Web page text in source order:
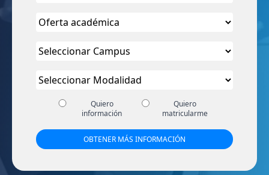
Quiero
información
Quiero
matricularme